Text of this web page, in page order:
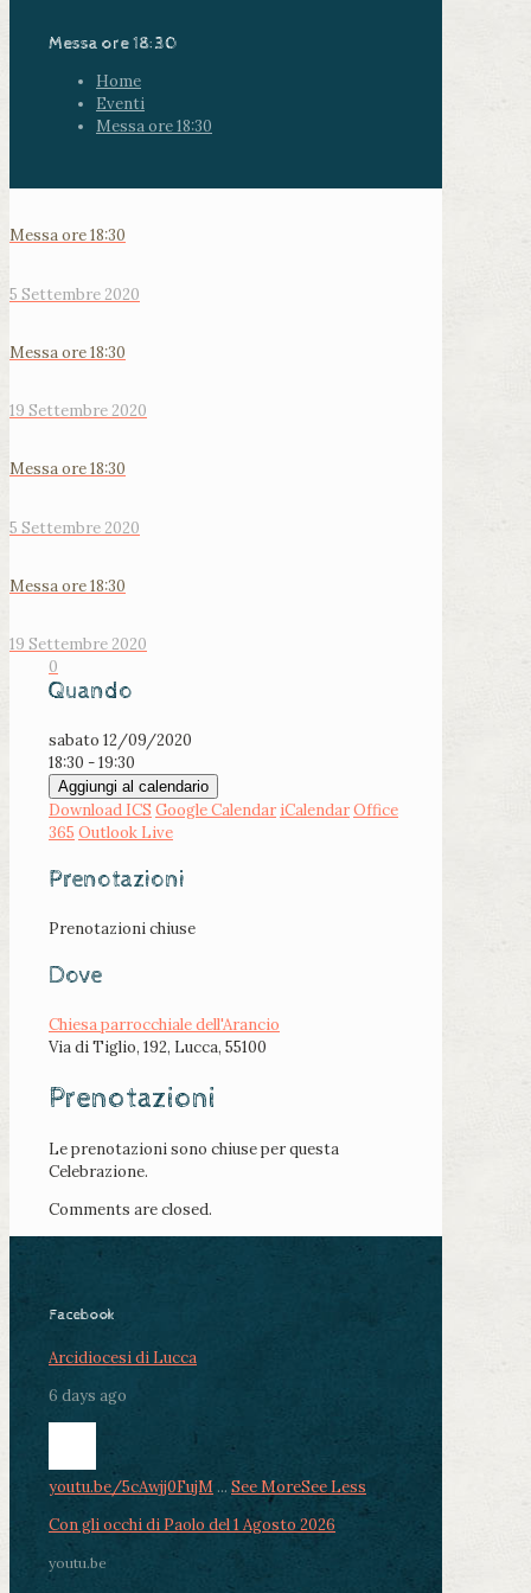
Messa ore 18:30
Home
Eventi
Messa ore 18:30
Messa ore 18:30
5 Settembre 2020
Messa ore 18:30
19 Settembre 2020
Messa ore 18:30
5 Settembre 2020
Messa ore 18:30
19 Settembre 2020
0
Quando
sabato 12/09/2020
18:30 - 19:30
Aggiungi al calendario
Download ICS Google Calendar iCalendarOffice
365 Outlook Live
Prenotazioni
Prenotazioni chiuse
Dove
Chiesa parrocchiale dell'Arancio
Via di Tiglio, 192, Lucca, 55100
Prenotazioni
Le prenotazioni sono chiuse per questa
Celebrazione.
Comments are closed.
Facebook
Arcidiocesi di Lucca
6 days ago
youtu.be/5cAwjj0FujM ... See MoreSee Less
Con gli occhi di Paolo del 1 Agosto 2026
youtu.be